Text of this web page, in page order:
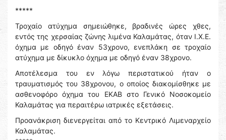
*****
Τροχαίο ατύχημα σημειώθηκε, βραδινές ώρες χθες,
εντός της χερσαίας ζώνης λιμένα Καλαμάτας, όταν Ι.Χ.Ε.
όχημα με οδηγό έναν 53χρονο, ενεπλάκη σε τροχαίο
ατύχημα με δίκυκλο όχημα με οδηγό έναν 38χρονο.
Αποτέλεσμα του εν λόγω περιστατικού ήταν ο
τραυματισμός του 38χρονου, ο οποίος διακομίσθηκε με
ασθενοφόρο όχημα του ΕΚΑΒ στο Γενικό Νοσοκομείο
Καλαμάτας για περαιτέρω ιατρικές εξετάσεις.
Προανάκριση διενεργείται από το Κεντρικό Λιμεναρχείο
Καλαμάτας.